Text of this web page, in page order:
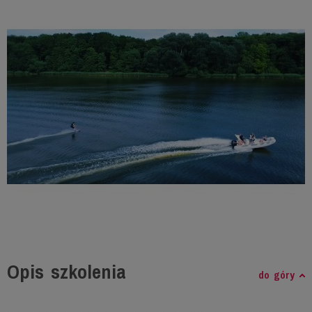
Opis szkolenia do góry